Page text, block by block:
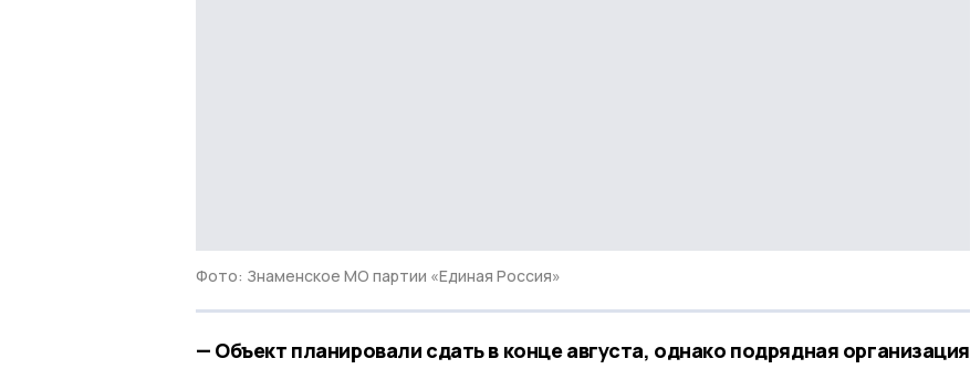
Фото: Знаменское МО партии «Единая Россия»
— Объект планировали сдать в конце августа, однако подрядная организация